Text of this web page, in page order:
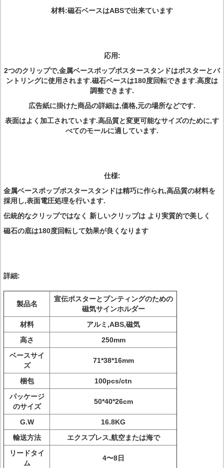
材料:磁石ベースはABSで出来ています
応用:
2つのクリップで,金属ベースポップポスタースタンドはポスターとバ
ントリングに使用されます.磁石ベースは180度回転できます.高度は
調整できます.
広告紙に掛けた商品の詳細は,価格,元の場所などです.
表面はよく加工されています.高品質と変更可能なサイズのために,す
べてのモールに適しています.
仕様:
金属ベースポップポスタースタンドは精巧に作られ,高品質の材料を
採用し,表面電圧処理を行います.
伝統的なクリップではなく 新しいクリップは より実質的で美しく
磁石の底は180度回転して効果が良くなります
詳細:
製品名
宣伝ポスターとブンティングのための
磁気サインホルダー
材料
アルミ,ABS,磁気
高さ
250mm
ベースサイ
ズ
71*38*16mm
梱包
100pcs/ctn
パッケージ
のサイズ
50*40*26cm
G.W
16.8KG
輸送方法
エクスプレス,航空または海で
リードタイ
ム
4〜8日